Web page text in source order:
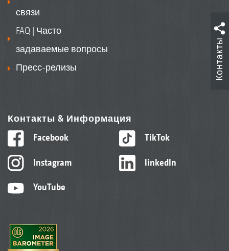
связи
FAQ | Часто
задаваемые вопросы
Пресс-релизы
Контакты & Информация
Facebook
Instagram
YouTube
TikTok
linkedIn
Контакты